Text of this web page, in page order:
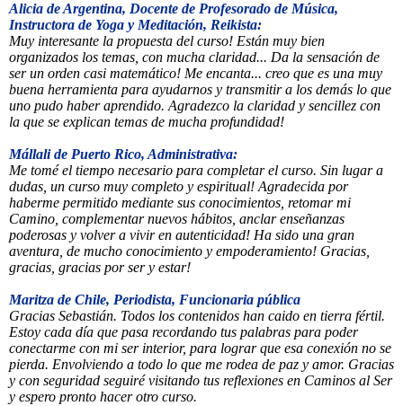
Alicia de Argentina, Docente de Profesorado de Música,
Instructora de Yoga y Meditación, Reikista:
Muy interesante la propuesta del curso! Están muy bien
organizados los temas, con mucha claridad... Da la sensación de
ser un orden casi matemático! Me encanta... creo que es una muy
buena herramienta para ayudarnos y transmitir a los demás lo que
uno pudo haber aprendido. Agradezco la claridad y sencillez con
la que se explican temas de mucha profundidad!
Mállali de Puerto Rico, Administrativa:
Me tomé el tiempo necesario para completar el curso. Sin lugar a
dudas, un curso muy completo y espiritual! Agradecida por
haberme permitido mediante sus conocimientos, retomar mi
Camino, complementar nuevos hábitos, anclar enseñanzas
poderosas y volver a vivir en autenticidad! Ha sido una gran
aventura, de mucho conocimiento y empoderamiento! Gracias,
gracias, gracias por ser y estar!
Maritza de Chile, Periodista, Funcionaria pública
Gracias Sebastián. Todos los contenidos han caido en tierra fértil.
Estoy cada día que pasa recordando tus palabras para poder
conectarme con mi ser interior, para lograr que esa conexión no se
pierda. Envolviendo a todo lo que me rodea de paz y amor. Gracias
y con seguridad seguiré visitando tus reflexiones en Caminos al Ser
y espero pronto hacer otro curso.